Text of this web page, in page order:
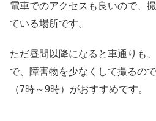
電車でのアクセスも良いので、
ている場所です。
ただ昼間以降になると車通りも
で、障害物を少なくして撮るの
（7時～9時）がおすすめです。